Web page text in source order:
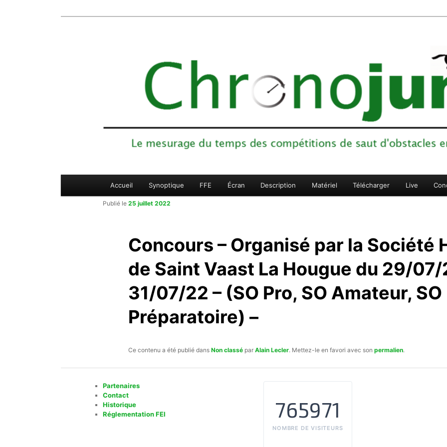
principal
Accueil Synoptique FFE Écran Description Matériel Télécharger Live
Concours – Organisé par la Société
de Saint Vaast La Hougue du 29/07/
31/07/22 – (SO Pro, SO Amateur, SO
Préparatoire) –
Publié le 25 juillet 2022
Ce contenu a été publié dans Non classépar Alain Lecler. Mettez-le en favori avec son permalien.
Partenaires
Contact
Historique
Réglementation FEI
765971
NOMBRE DE VISITEURS